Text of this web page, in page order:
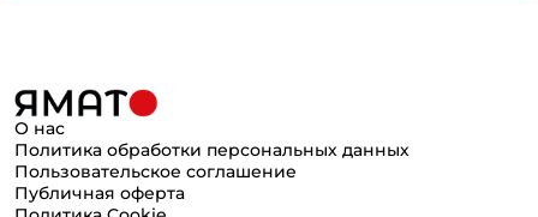
О нас
Политика обработки персональных данных
Пользовательское соглашение
Публичная оферта